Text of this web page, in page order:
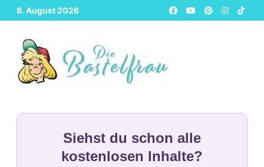
Zurück
zum
Inhalt
8. August 2026
Siehst du schon alle
kostenlosen Inhalte?